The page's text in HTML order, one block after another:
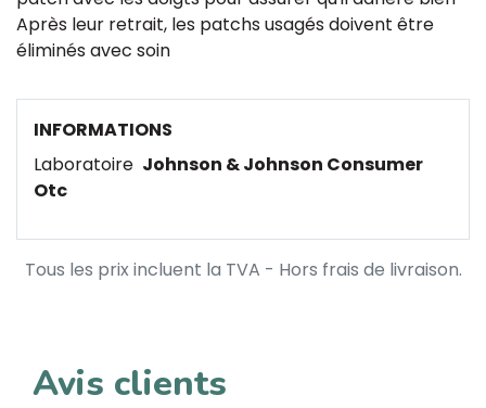
Après leur retrait, les patchs usagés doivent être
éliminés avec soin
INFORMATIONS
Laboratoire Johnson & Johnson Consumer
Otc
Tous les prix incluent la TVA - Hors frais de livraison.
Avis clients